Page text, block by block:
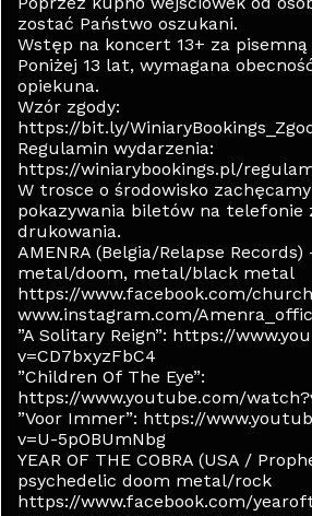
zostać Państwo oszukani.
Wstęp na koncert 13+ za pisemną
Poniżej 13 lat, wymagana
opiekuna.
Wzór zgody:
https://bit.ly/
Regulamin wydarzenia:
https://winiarybookings.pl/
W trosce o środowisko zachęcamy
pokazywania biletów na telefonie
drukowania.
AMENRA (Belgia/Relapse
metal/doom, metal/black metal
https://www.facebook.com/
www.instagram.com/
”A Solitary Reign”: https://
v=CD7bxyzFbC4
”Children Of The Eye”:
https://www.youtube.com/
”Voor Immer”: https://
v=U-5pOBUmNbg
YEAR OF THE COBRA (USA /
psychedelic doom metal/rock
https://www.facebook.com/